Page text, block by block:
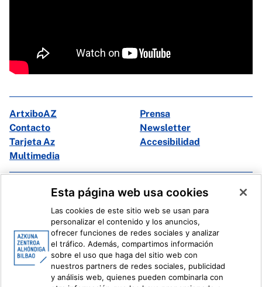
ArtxiboAZ
Prensa
Contacto
Newsletter
Tarjeta Az
Accesibilidad
Multimedia
Facebook
X
Ivoox
Información legal Sistema Interno de Información
Esta página web usa cookies
Las cookies de este sitio web se usan para
personalizar el contenido y los anuncios,
ofrecer funciones de redes sociales y analizar
el tráfico. Además, compartimos información
sobre el uso que haga del sitio web con
nuestros partners de redes sociales, publicidad
y análisis web, quienes pueden combinarla con